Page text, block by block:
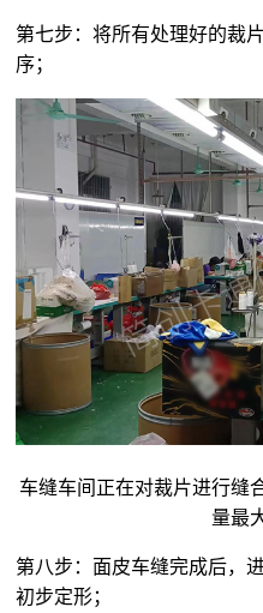
第七步：将所有处理好的裁
序；
车缝车间正在对裁片进行缝
量最
第八步：面皮车缝完成后，
初步定形；